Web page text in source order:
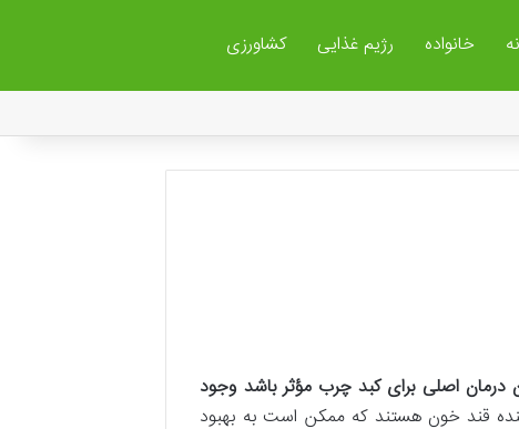
خانواده رژیم غذایی کشاورزی
درمان اصلی برای کبد چرب مؤثر باشد وجود
قند خون هستند که ممکن است به بهبود